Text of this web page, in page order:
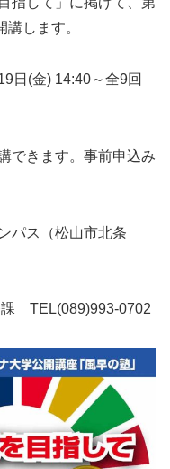
します。
日(金) 14:40～全9回
できます。事前申込み
パス（松山市北条
課 TEL(089)993-0702